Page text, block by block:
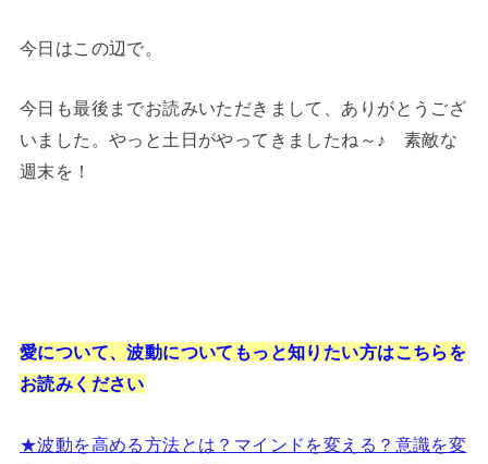
今日はこの辺で。
今日も最後までお読みいただきまして、ありがとうござ
いました。やっと土日がやってきましたね～♪ 素敵な
週末を！
愛について、波動についてもっと知りたい方はこちらを
お読みください
★波動を高める方法とは？マインドを変える？意識を変